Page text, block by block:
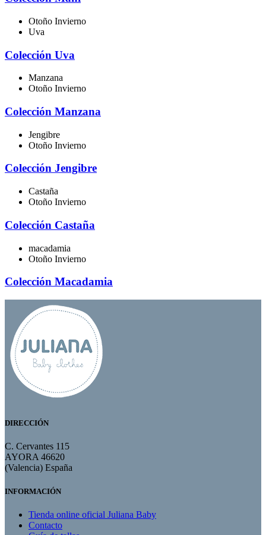
Otoño Invierno
Uva
Colección Uva
Manzana
Otoño Invierno
Colección Manzana
Jengibre
Otoño Invierno
Colección Jengibre
Castaña
Otoño Invierno
Colección Castaña
macadamia
Otoño Invierno
Colección Macadamia
DIRECCIÓN
C. Cervantes 115
AYORA 46620
(Valencia) España
INFORMACIÓN
Tienda online oficial Juliana Baby
Contacto